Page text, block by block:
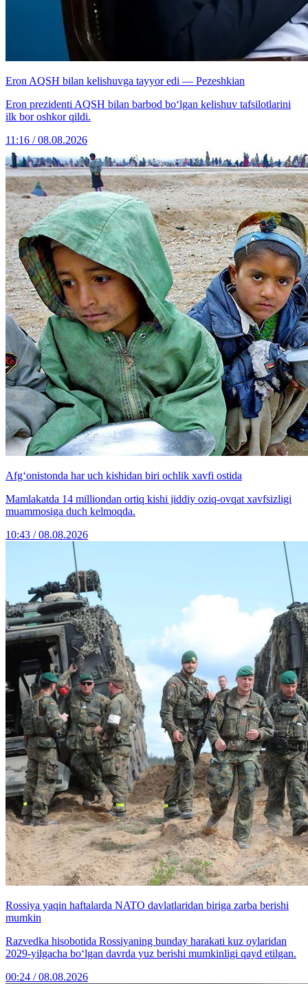
Eron AQSH bilan kelishuvga tayyor edi — Pezeshkian
Eron prezidenti AQSH bilan barbod bo‘lgan kelishuv tafsilotlarini
ilk bor oshkor qildi.
11:16 / 08.08.2026
Afg‘onistonda har uch kishidan biri ochlik xavfi ostida
Mamlakatda 14 milliondan ortiq kishi jiddiy oziq-ovqat xavfsizligi
muammosiga duch kelmoqda.
10:43 / 08.08.2026
Rossiya yaqin haftalarda NATO davlatlaridan biriga zarba berishi
mumkin
Razvedka hisobotida Rossiyaning bunday harakati kuz oylaridan
2029-yilgacha bo‘lgan davrda yuz berishi mumkinligi qayd etilgan.
00:24 / 08.08.2026